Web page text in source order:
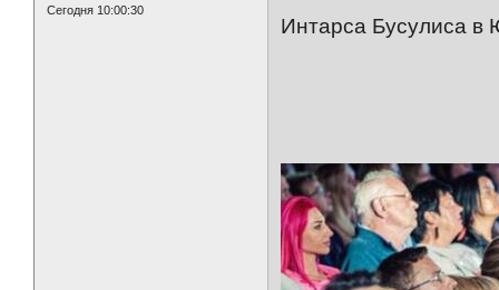
Сегодня 10:00:30
Интарса Бусулиса в